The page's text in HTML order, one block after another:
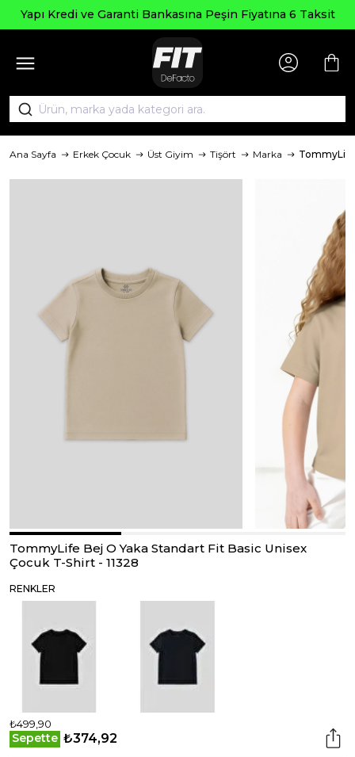
Yapı Kredi ve Garanti Bankasına Peşin Fiyatına 6 Taksit
Ana Sayfa Erkek Çocuk Üst Giyim Tişört Marka TommyLife
TommyLife Bej O Yaka Standart Fit Basic Unisex
Çocuk T-Shirt - 11328
RENKLER
₺499,90
Sepette ₺374,92